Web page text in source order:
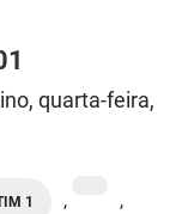
quarta-feira,
1 , ,